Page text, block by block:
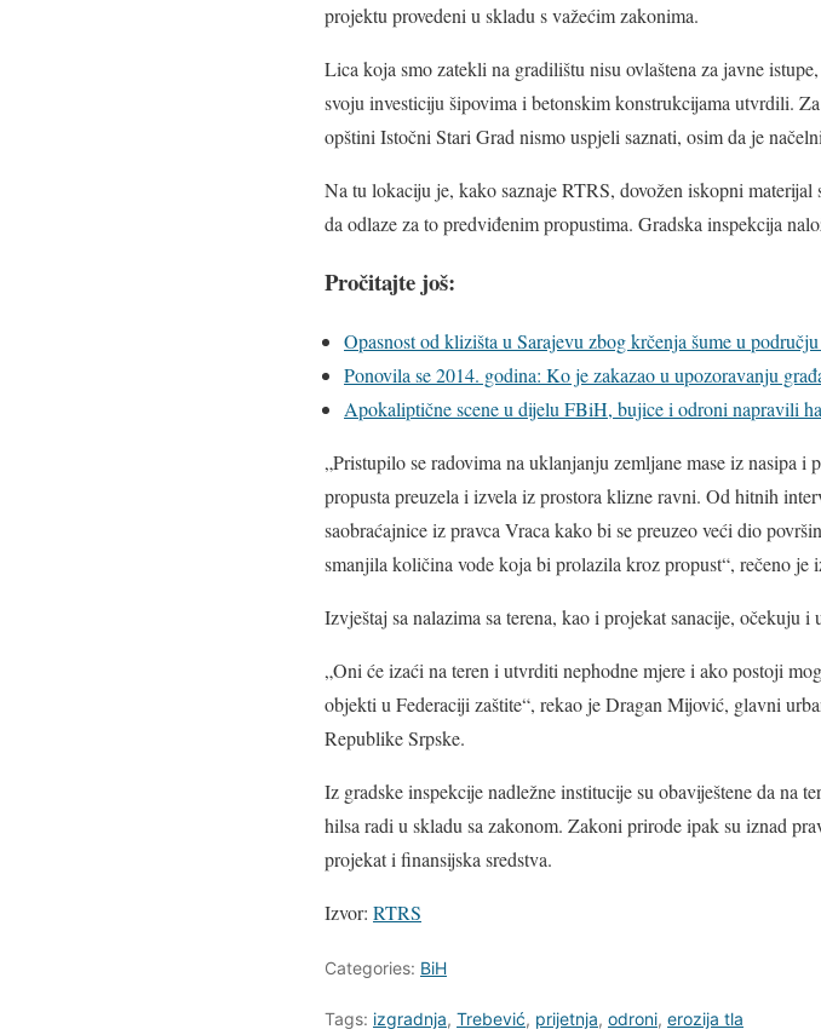
projektu provedeni u skladu s važećim zakonima.
Lica koja smo zatekli na gradilištu nisu ovlaštena za javne
svoju investiciju šipovima i betonskim konstrukcijama utvrdili.
opštini Istočni Stari Grad nismo uspjeli saznati, osim da je
Na tu lokaciju je, kako saznaje RTRS, dovožen iskopni
da odlaze za to predviđenim propustima. Gradska inspekcija
Pročitajte još:
Opasnost od klizišta u Sarajevu zbog krčenja šume u
Ponovila se 2014. godina: Ko je zakazao u upozoravanju
Apokaliptične scene u dijelu FBiH, bujice i odroni napravili
„Pristupilo se radovima na uklanjanju zemljane mase iz nasipa
propusta preuzela i izvela iz prostora klizne ravni. Od hitnih
saobraćajnice iz pravca Vraca kako bi se preuzeo veći dio
smanjila količina vode koja bi prolazila kroz propust“, rečeno je
Izvještaj sa nalazima sa terena, kao i projekat sanacije, očekuju i
„Oni će izaći na teren i utvrditi nephodne mjere i ako postoji
objekti u Federaciji zaštite“, rekao je Dragan Mijović, glavni
Republike Srpske.
Iz gradske inspekcije nadležne institucije su obaviještene da na
hilsa radi u skladu sa zakonom. Zakoni prirode ipak su iznad
projekat i finansijska sredstva.
Izvor: RTRS
Categories: BiH
Tags: izgradnja, Trebević, prijetnja, odroni, erozija tla